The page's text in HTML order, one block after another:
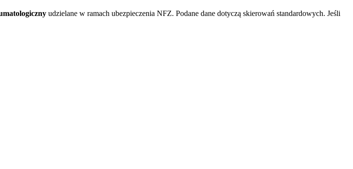
udzielane w ramach ubezpieczenia NFZ. Podane dane dotyczą skierowań standardowych. Jeśli